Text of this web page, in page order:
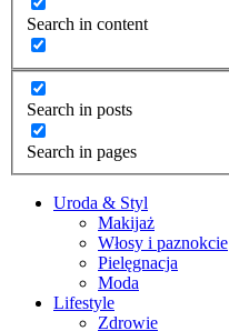
Search in content
Search in posts
Search in pages
Uroda & Styl
Makijaż
Włosy i paznokcie
Pielęgnacja
Moda
Lifestyle
Zdrowie